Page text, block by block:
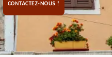
CONTACTEZ-NOUS !